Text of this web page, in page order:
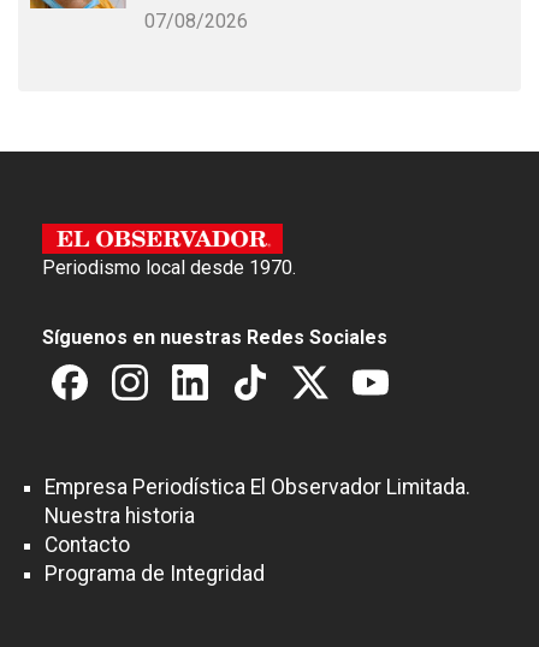
07/08/2026
Periodismo local desde 1970.
Síguenos en nuestras Redes Sociales
Empresa Periodística El Observador Limitada.
Nuestra historia
Contacto
Programa de Integridad